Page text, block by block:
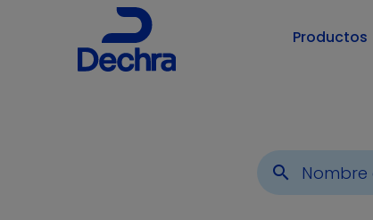
Productos
search
Noticias